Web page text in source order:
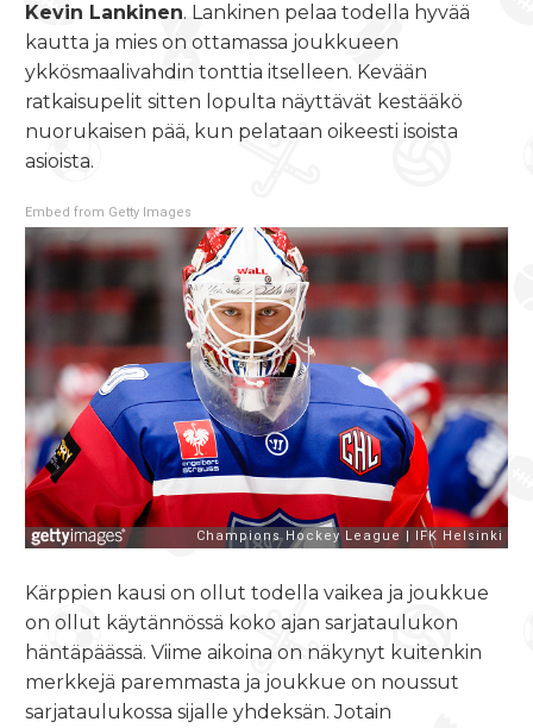
Kevin Lankinen. Lankinen pelaa todella hyvää
kautta ja mies on ottamassa joukkueen
ykkösmaalivahdin tonttia itselleen. Kevään
ratkaisupelit sitten lopulta näyttävät kestääkö
nuorukaisen pää, kun pelataan oikeesti isoista
asioista.
Embed from Getty Images
Kärppien kausi on ollut todella vaikea ja joukkue
on ollut käytännössä koko ajan sarjataulukon
häntäpäässä. Viime aikoina on näkynyt kuitenkin
merkkejä paremmasta ja joukkue on noussut
sarjataulukossa sijalle yhdeksän. Jotain